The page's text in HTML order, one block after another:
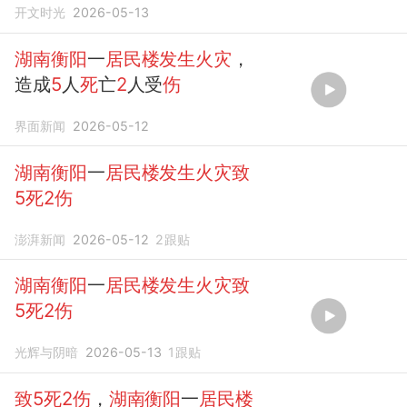
开文时光 2026-05-13
湖南衡阳一居民楼发生火灾 ，
造成5人死亡2人受伤
界面新闻 2026-05-12
湖南衡阳一居民楼发生火灾致
5死2伤
澎湃新闻 2026-05-12 2跟贴
湖南衡阳一居民楼发生火灾致
5死2伤
光辉与阴暗 2026-05-13 1 跟贴
致5死2伤， 湖南衡阳一居民楼